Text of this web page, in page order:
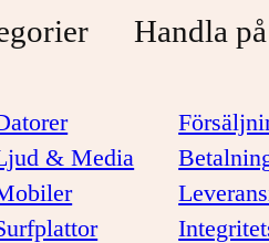
& Media
Handla